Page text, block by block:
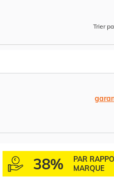
Trier
38%
PAR
MARQUE